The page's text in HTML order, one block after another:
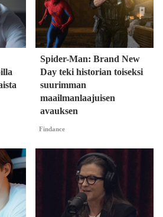
Spider-Man: Brand New
Day teki historian toiseksi
suurimman
maailmanlaajuisen
avauksen
Findance